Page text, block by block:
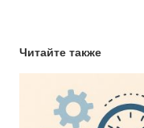
Читайте также